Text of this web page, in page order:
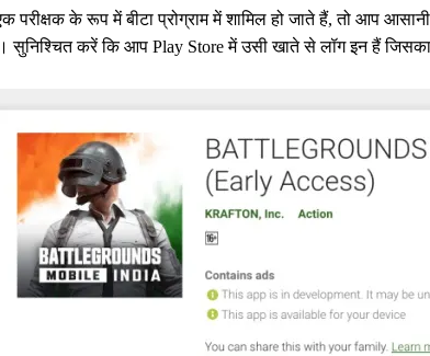
परीक्षक के रूप में बीटा प्रोग्राम में शामिल हो जाते हैं, तो आप
सुनिश्चित करें कि आप Play Store में उसी खाते से लॉग इन हैं